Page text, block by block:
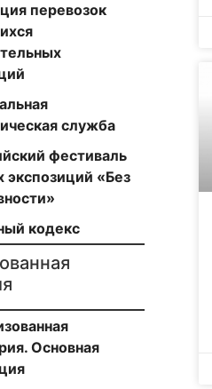
перевозок
служба
фестиваль
экспозиций «Без
кодекс
Основная